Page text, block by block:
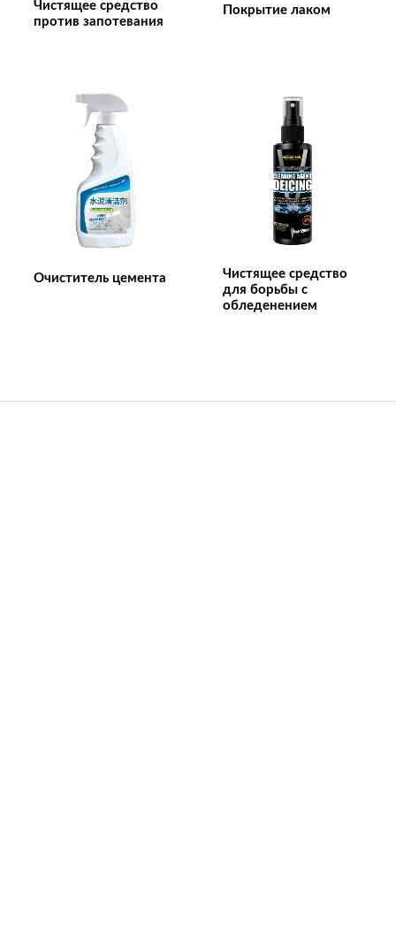
Чистящее средство
против запотевания
Покрытие лаком
Очиститель цемента
Чистящее средство
для борьбы с
обледенением